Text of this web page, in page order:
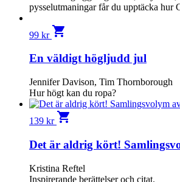
pysselutmaningar får du upptäcka hur
99 kr shopping_cart
En väldigt högljudd jul
Jennifer Davison, Tim Thornborough
Hur högt kan du ropa?
139 kr shopping_cart
Det är aldrig kört!
Kristina Reftel
Inspirerande berättelser och citat.